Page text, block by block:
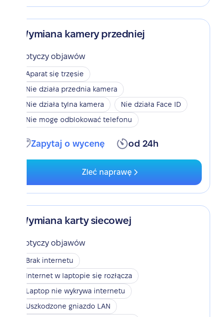
Wymiana kamery przedniej
Dotyczy objawów
Aparat się trzęsie
Nie działa przednia kamera
Nie działa tylna kamera
Nie działa Face ID
Nie mogę odblokować telefonu
Zapytaj o wycenę od 24h
Zleć naprawę
Wymiana karty siecowej
Dotyczy objawów
Brak internetu
Internet w laptopie się rozłącza
Laptop nie wykrywa internetu
Uszkodzone gniazdo LAN